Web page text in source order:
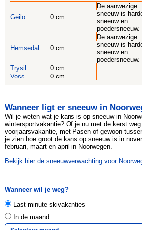
Geilo 0 cm
De aanwezige
sneeuw is
sneeuw en
poedersneeuw.
Hemsedal 0 cm
De aanwezige
sneeuw is
sneeuw en
poedersneeuw.
Trysil 0 cm
Voss
0 cm
Wanneer ligt er sneeuw in
Wil je weten wat je kans is op sneeuw in
wintersportvakantie? Of je nu met de kerst
voorjaarsvakantie, met Pasen of gewoon
je zien hoe groot de kans op sneeuw is in
februari, maart en april in Noorwegen.
Bekijk hier de sneeuwverwachting voor
Wanneer wil je weg?
Last minute skivakanties
In de maand